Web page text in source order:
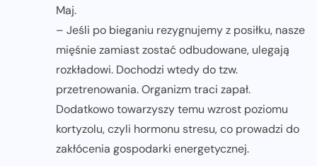
Maj.
– Jeśli po bieganiu rezygnujemy z posiłku, nasze
mięśnie zamiast zostać odbudowane, ulegają
rozkładowi. Dochodzi wtedy do tzw.
przetrenowania. Organizm traci zapał.
Dodatkowo towarzyszy temu wzrost poziomu
kortyzolu, czyli hormonu stresu, co prowadzi do
zakłócenia gospodarki energetycznej.